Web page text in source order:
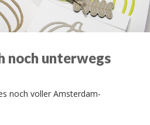
noch unterwegs
noch voller Amsterdam-